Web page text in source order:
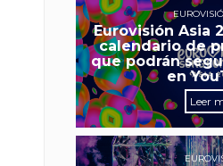
Eurovisión Asia
calendario de
que podrán
en
Leer